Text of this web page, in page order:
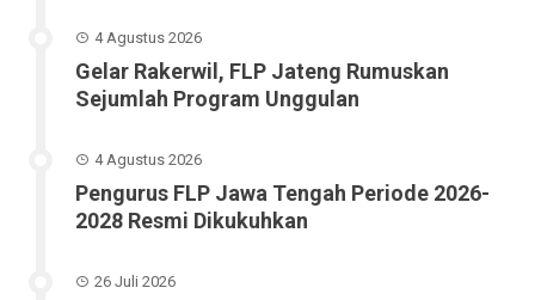
4 Agustus 2026
Gelar Rakerwil, FLP Jateng Rumuskan
Sejumlah Program Unggulan
4 Agustus 2026
Pengurus FLP Jawa Tengah Periode 2026-
2028 Resmi Dikukuhkan
26 Juli 2026